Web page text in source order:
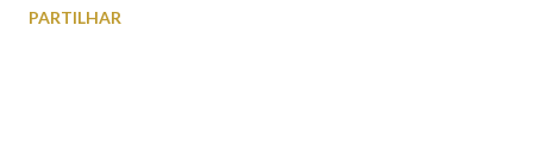
PARTILHAR